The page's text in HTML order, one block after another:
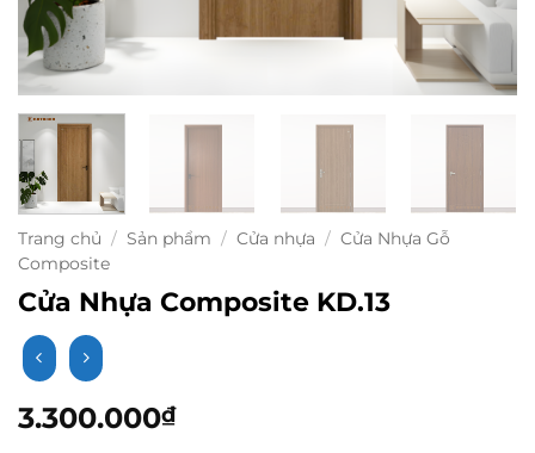
Trang chủ / Sản phẩm / Cửa nhựa / Cửa Nhựa Gỗ
Composite
Cửa Nhựa Composite KD.13
3.300.000₫